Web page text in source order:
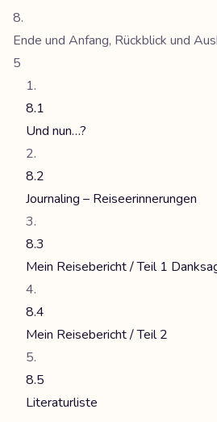
Ende und Anfang, Rückblick und
5
8.1
Und nun…?
8.2
Journaling – Reiseerinnerungen
8.3
Mein Reisebericht / Teil 1
8.4
Mein Reisebericht / Teil 2
8.5
Literaturliste